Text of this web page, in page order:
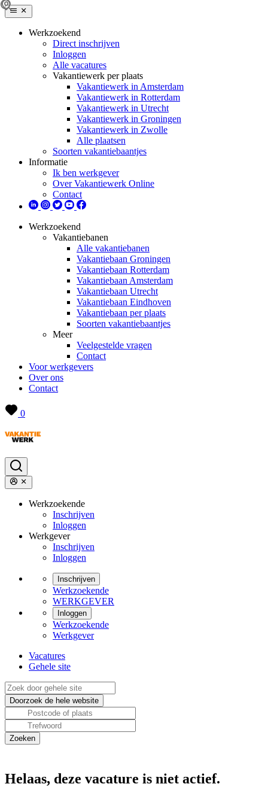
Werkzoekend
Direct inschrijven
Inloggen
Alle vacatures
Vakantiewerk per plaats
Vakantiewerk in Amsterdam
Vakantiewerk in Rotterdam
Vakantiewerk in Utrecht
Vakantiewerk in Groningen
Vakantiewerk in Zwolle
Alle plaatsen
Soorten vakantiebaantjes
Informatie
Ik ben werkgever
Over Vakantiewerk Online
Contact
Werkzoekend
Vakantiebanen
Alle vakantiebanen
Vakantiebaan Groningen
Vakantiebaan Rotterdam
Vakantiebaan Amsterdam
Vakantiebaan Utrecht
Vakantiebaan Eindhoven
Vakantiebaan per plaats
Soorten vakantiebaantjes
Meer
Veelgestelde vragen
Contact
Voor werkgevers
Over ons
Contact
0
Werkzoekende
Inschrijven
Inloggen
Werkgever
Inschrijven
Inloggen
Inschrijven
Werkzoekende
WERKGEVER
Inloggen
Werkzoekende
Werkgever
Vacatures
Gehele site
Helaas, deze vacature is niet actief.